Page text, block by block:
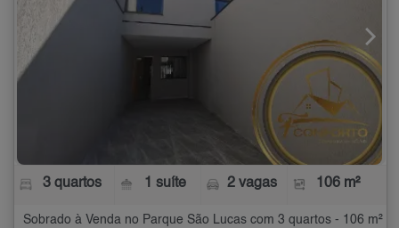
3 quartos 1 suíte 2 vagas 106 m²
Sobrado à Venda no Parque São Lucas com 3 quartos - 106 m²